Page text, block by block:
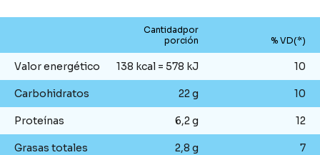
Cantidadpor
porción
% VD(*)
Valor energético 138 kcal = 578 kJ 10
Carbohidratos 22 g 10
Proteínas 6,2 g 12
Grasas totales 2,8 g 7